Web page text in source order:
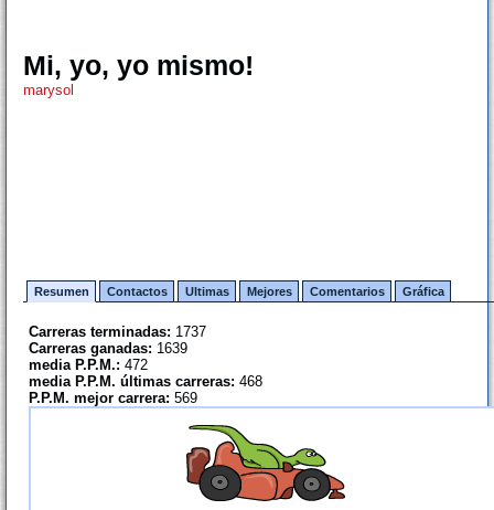
Mi, yo, yo mismo!
marysol
Resumen Contactos Ultimas Mejores Comentarios Gráfica
Carreras terminadas: 1737
Carreras ganadas: 1639
media P.P.M.: 472
media P.P.M. últimas carreras: 468
P.P.M. mejor carrera: 569